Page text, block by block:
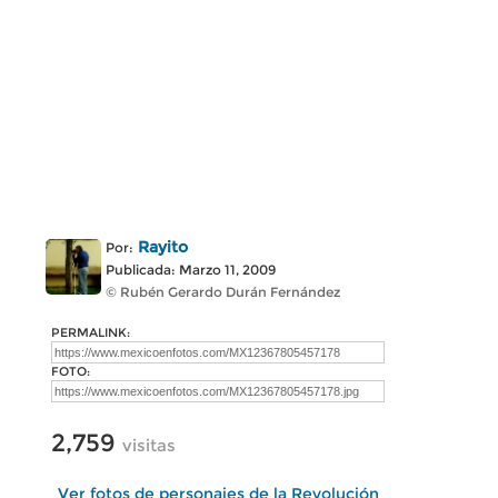
Por: Rayito
Publicada: Marzo 11, 2009
© Rubén Gerardo Durán Fernández
PERMALINK:
FOTO:
2,759 visitas
Ver fotos de personajes de la Revolución